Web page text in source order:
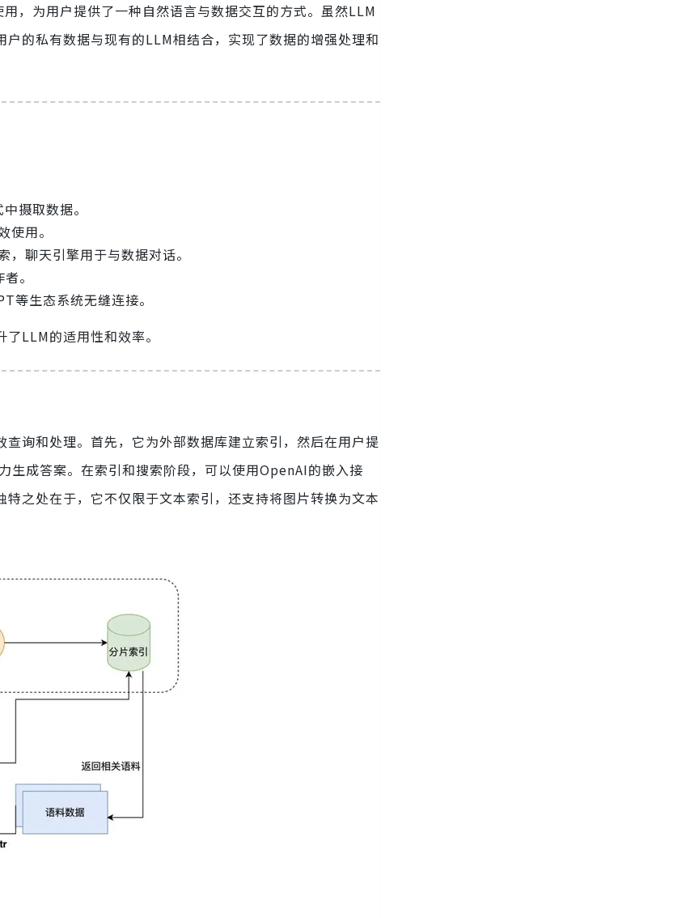
为用户提供了一种自然语言与数据交互的方式。虽然LLM
的私有数据与现有的LLM相结合，实现了数据的增强处理和
摄取数据。
用。
聊天引擎用于与数据对话。
。
等生态系统无缝连接。
LLM的适用性和效率。
询和处理。首先，它为外部数据库建立索引，然后在用户提
生成答案。在索引和搜索阶段，可以使用OpenAI的嵌入接
之处在于，它不仅限于文本索引，还支持将图片转换为文本